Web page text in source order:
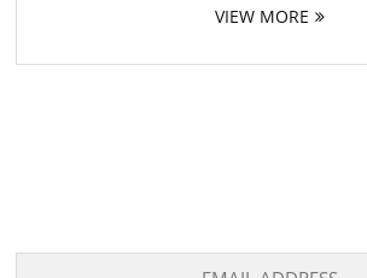
VIEW MORE